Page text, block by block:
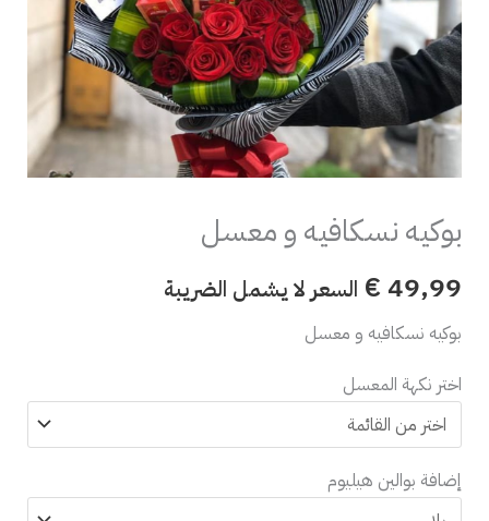
بوكيه نسكافيه و معسل
€ 49,99 السعر لا يشمل الضريبة
بوكيه نسكافيه و معسل
اختر نكهة المعسل
إضافة بوالين هيليوم